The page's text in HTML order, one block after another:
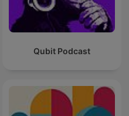
Qubit Podcast